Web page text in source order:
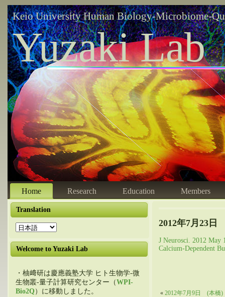
Keio University Human Biology-Microbiome-
Yuzaki Lab
Home Research Education Members
Translation
Welcome to Yuzaki Lab
・柚﨑研は慶應義塾大学 ヒト生物学-微
生物叢-量子計算研究センター（WPI-
Bio2Q）に移動しました。
2012年7月23
J Neurosci. 2012 May
Calcium-Dependent
« 2012年7月9日 (本橋)